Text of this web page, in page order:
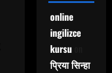
online
ingilizce
kursuon
प्रिया सिन्हा